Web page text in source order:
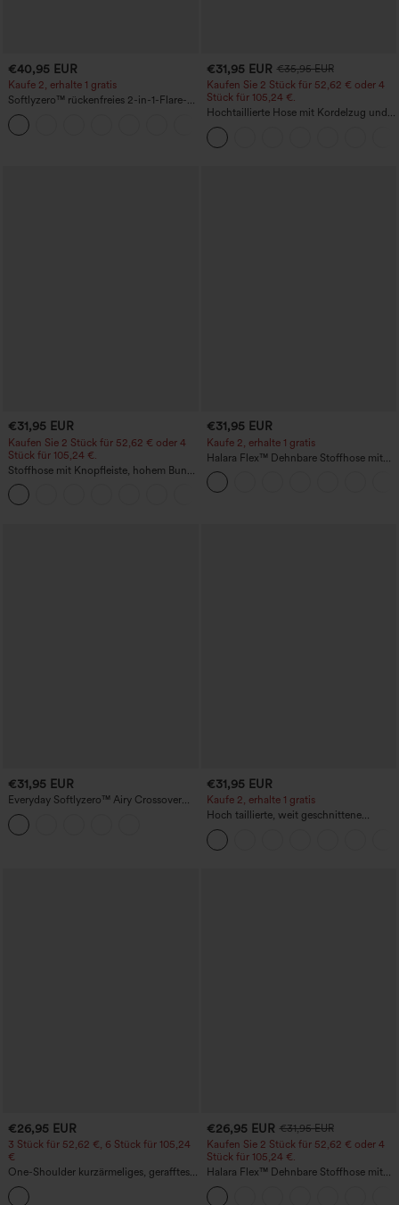
€40,95 EUR
Kaufe 2, erhalte 1 gratis
Softlyzero™ rückenfreies 2-in-1-Flare-
Trainingskleid – Wannabe – Easy Peezy
€31,95 EUR €35,95 EUR
Kaufen Sie 2 Stück für 52,62 € oder 4
Stück für 105,24 €.
Hochtaillierte Hose mit Kordelzug und
Taschen, weitem Bein, lässig und locker
in Leinenoptik
€31,95 EUR
Kaufen Sie 2 Stück für 52,62 € oder 4
Stück für 105,24 €.
Stoffhose mit Knopfleiste, hohem Bund,
mehreren Taschen und geradem Bein
€31,95 EUR
Kaufe 2, erhalte 1 gratis
Halara Flex™ Dehnbare Stoffhose mit
hohem Bund und Seitentasche hinten
€31,95 EUR
Everyday Softlyzero™ Airy Crossover
Side Pocket 2-in-1 Tennisrock in
Übergröße-Lucid-UPF50+
€31,95 EUR
Kaufe 2, erhalte 1 gratis
Hoch taillierte, weit geschnittene
Freizeithose aus Leinenmischung mit
Kordelzug und Taschen
€26,95 EUR
3 Stück für 52,62 €, 6 Stück für 105,24
€
One-Shoulder kurzärmeliges, gerafftes,
figurbetontes Mini-Kleid (lässig)
€26,95 EUR €31,95 EUR
Kaufen Sie 2 Stück für 52,62 € oder 4
Stück für 105,24 €.
Halara Flex™ Dehnbare Stoffhose mit
hohem Bund, Waffelmuster,
Seitentaschen und weitem Bein